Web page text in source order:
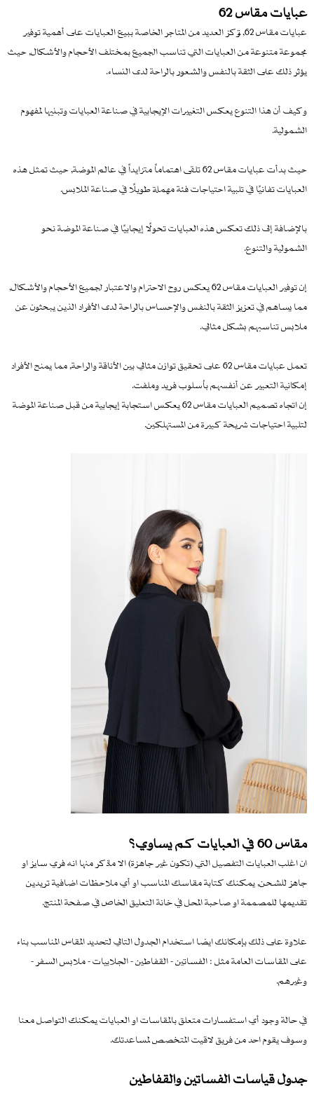
عبايات مقاس 62
عبايات مقاس 62, تركز العديد من المتاجر الخاصة ببيع العبايات على أهمية توفير
مجموعة متنوعة من العبايات التي تناسب الجميع بمختلف الأحجام والأشكال, حيث
يؤثر ذلك على الثقة بالنفس والشعور بالراحة لدى النساء.
وكيف أن هذا التنوع يعكس التغييرات الإيجابية في صناعة العبايات وتبنيها لمفهوم
الشمولية.
حيث بدأت عبايات مقاس 62 تلقى اهتماماً متزايداً في عالم الموضة, حيث تمثل هذه
العبايات تفانيًا في تلبية احتياجات فئة مهملة طويلًا في صناعة الملابس.
بالإضافة إلى ذلك تعكس هذه العبايات تحولًا إيجابيًا في صناعة الموضة نحو
الشمولية والتنوع.
إن توفير العبايات مقاس 62 يعكس روح الاحترام والاعتبار لجميع الأحجام والأشكال,
مما يساهم في تعزيز الثقة بالنفس والإحساس بالراحة لدى الأفراد الذين يبحثون عن
ملابس تناسبهم بشكل مثالي.
تعمل عبايات مقاس 62 على تحقيق توازن مثالي بين الأناقة والراحة, مما يمنح الأفراد
إمكانية التعبير عن أنفسهم بأسلوب فريد وملفت.
إن اتجاه تصميم العبايات مقاس 62 يعكس استجابة إيجابية من قبل صناعة الموضة
لتلبية احتياجات شريحة كبيرة من المستهلكين.
مقاس 60 في العبايات كم يساوي؟
ان اغلب العبايات التفصيل التي (تكون غير جاهزة) الا ماذكر منها انه فري سايز او
جاهز للشحن, يمكنك كتابة مقاسك المناسب او أي ملاحظات اضافية تريدين
تقديمها للمصممة او صاحبة المحل في خانة التعليق الخاص في صفحة المنتج.
علاوة على ذلك بإمكانك ايضا استخدام الجدول التالي لتحديد المقاس المناسب بناء
على المقاسات العامة مثل : الفساتين - القفاطين - الجلابيات - ملابس السفر -
وغيرهم.
في حالة وجود أي استفسارات متعلق بالمقاسات او العبايات يمكنك التواصل معنا
وسوف يقوم احد من فريق لاقيت المتخصص لمساعدتك.
جدول قياسات الفساتين والقفاطين